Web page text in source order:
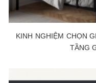
KINH NGHIỆM CHỌN
TẦNG